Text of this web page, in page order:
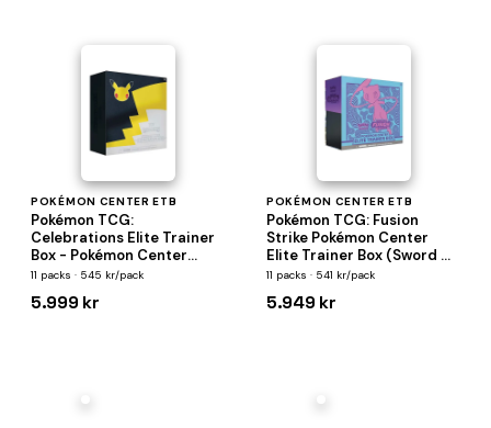
POKÉMON CENTER ETB
Pokémon TCG:
Celebrations Elite Trainer
Box - Pokémon Center
Edition (Sword & Shield)
11 packs · 545 kr/pack
5.999 kr
POKÉMON CENTER ETB
Pokémon TCG: Fusion
Strike Pokémon Center
Elite Trainer Box (Sword &
Shield)
11 packs · 541 kr/pack
5.949 kr